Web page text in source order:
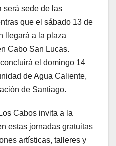
será sede de las
que el sábado 13 de
llegará a la plaza
Cabo San Lucas.
el domingo 14
de Agua Caliente,
de Santiago.
Cabos invita a la
estas jornadas gratuitas
artísticas, talleres y